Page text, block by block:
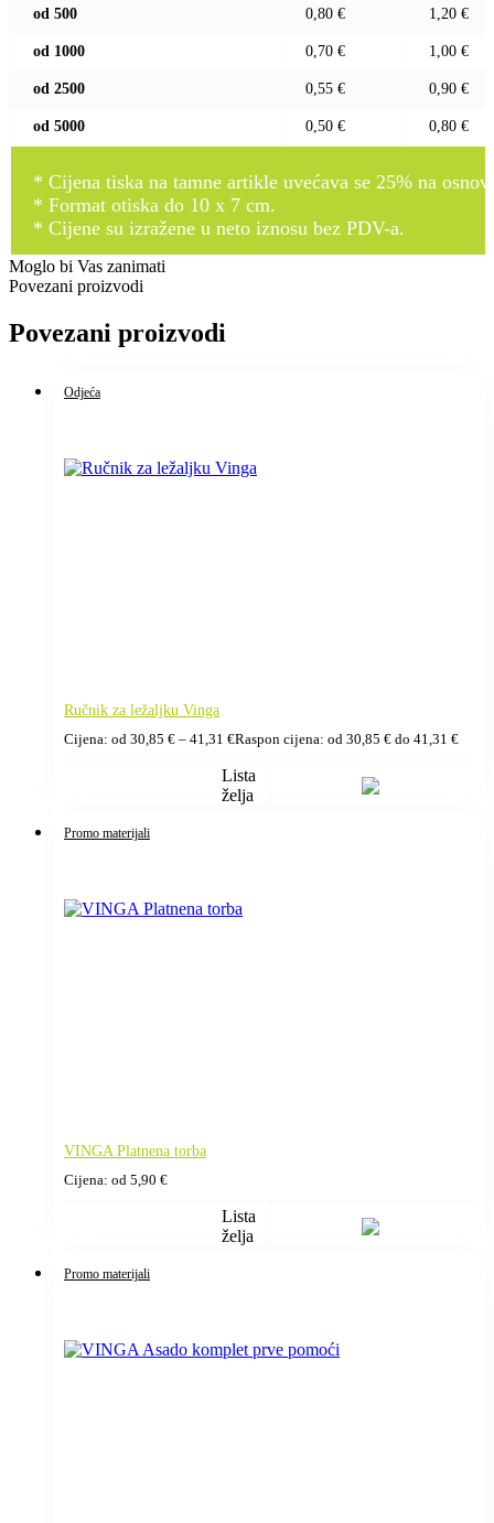
od 500 0,80 € 1,20 €
od 1000 0,70 € 1,00 €
od 2500 0,55 € 0,90 €
od 5000 0,50 € 0,80 €
* Cijena tiska na tamne artikle uvećava se 25% na
* Format otiska do 10 x 7 cm.
* Cijene su izražene u neto iznosu bez PDV-a.
Moglo bi Vas zanimati
Povezani proizvodi
Povezani proizvodi
Odjeća
Ručnik za ležaljku Vinga
Cijena: od 30,85 € – 41,31 €Raspon cijena: od 30,85 € do 41,31 €
Lista
želja
Promo materijali
VINGA Platnena torba
Cijena: od 5,90 €
Lista
želja
Promo materijali